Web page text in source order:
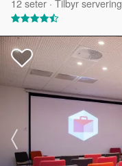
12seter · Tilbyr servering